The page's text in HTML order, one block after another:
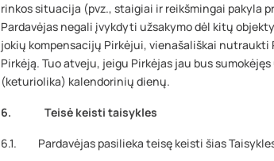
rinkos situacija (pvz., staigiai ir reikšmingai pakyla
Pardavėjas negali įvykdyti užsakymo dėl kitų
jokių kompensacijų Pirkėjui, vienašališkai
Pirkėją. Tuo atveju, jeigu Pirkėjas jau bus
(keturiolika) kalendorinių dienų.
6. Teisė keisti taisykles
6.1. Pardavėjas pasilieka teisę keisti šias